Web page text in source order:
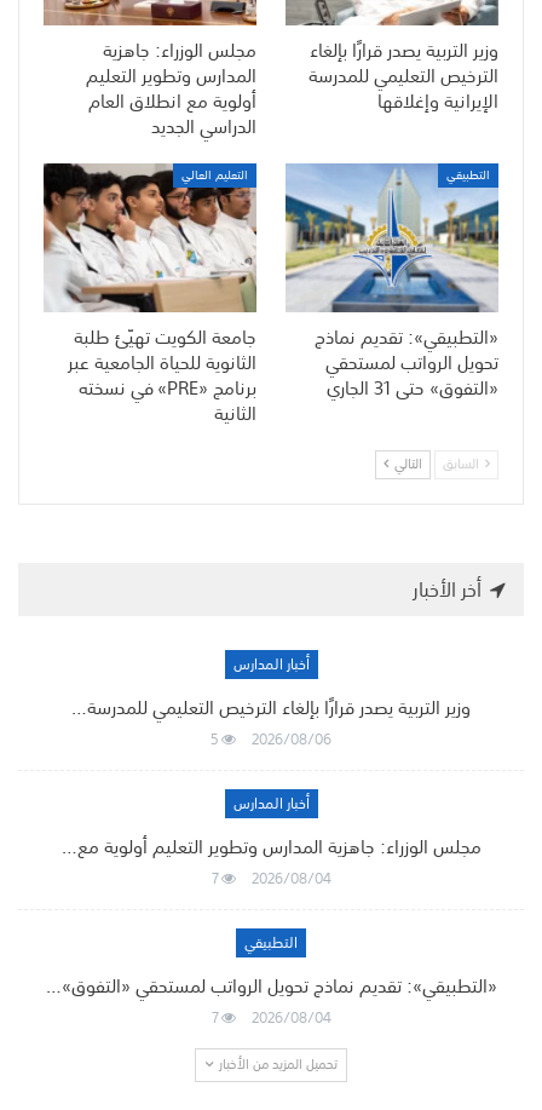
وزير التربية يصدر قرارًا بإلغاء
الترخيص التعليمي للمدرسة
الإيرانية وإغلاقها
مجلس الوزراء: جاهزية
المدارس وتطوير التعليم
أولوية مع انطلاق العام
الدراسي الجديد
التطبيقي
«التطبيقي»: تقديم نماذج
تحويل الرواتب لمستحقي
«التفوق» حتى 31 الجاري
التعليم العالي
جامعة الكويت تهيّئ طلبة
الثانوية للحياة الجامعية عبر
برنامج «PRE» في نسخته
الثانية
السابق التالي
أخر الأخبار
أخبار المدارس
وزير التربية يصدر قرارًا بإلغاء الترخيص التعليمي للمدرسة…
2026/08/06
5
أخبار المدارس
مجلس الوزراء: جاهزية المدارس وتطوير التعليم أولوية مع…
2026/08/04
7
التطبيقي
«التطبيقي»: تقديم نماذج تحويل الرواتب لمستحقي «التفوق»…
2026/08/04
7
تحميل المزيد من الأخبار